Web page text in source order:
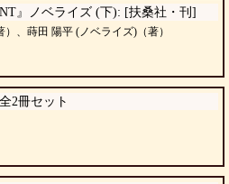
』ノベライズ (下): [扶桑社・刊]
、蒔田 陽平 (ノベライズ)（著）
2冊セット